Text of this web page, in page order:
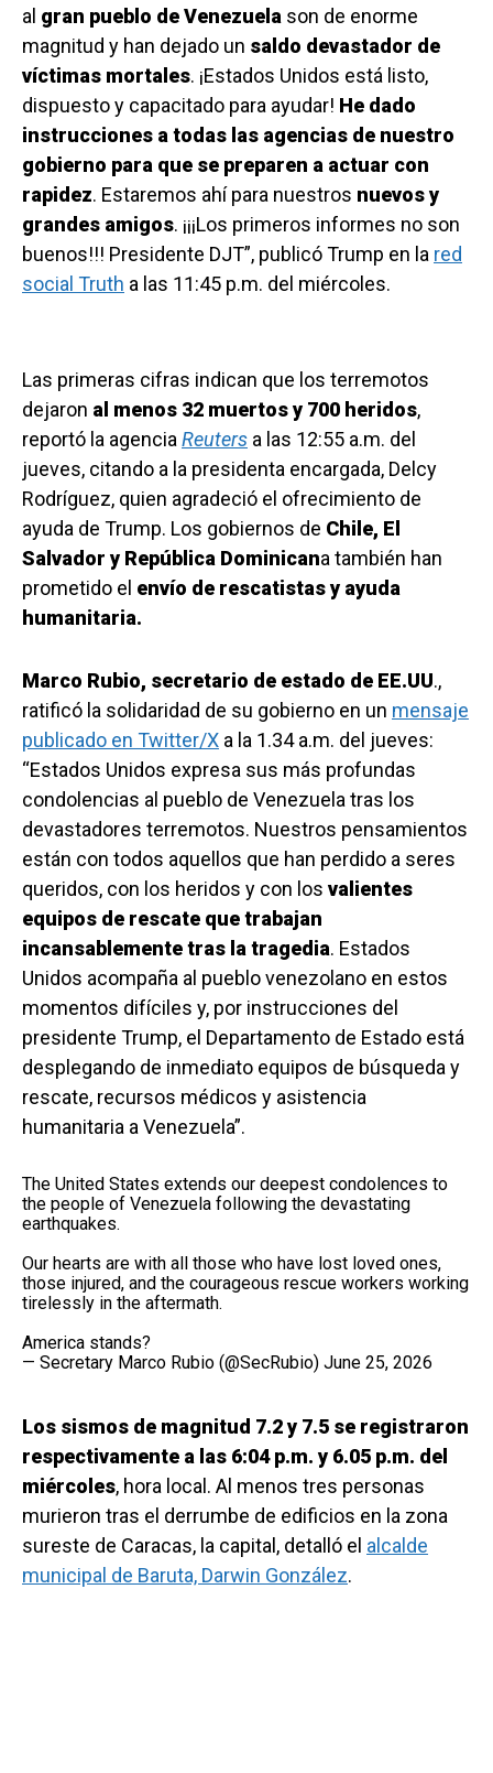
al gran pueblo de Venezuela son de enorme
magnitud y han dejado un saldo devastador de
víctimas mortales. ¡Estados Unidos está listo,
dispuesto y capacitado para ayudar! He dado
instrucciones a todas las agencias de nuestro
gobierno para que se preparen a actuar con
rapidez. Estaremos ahí para nuestros nuevos y
grandes amigos. ¡¡¡Los primeros informes no son
buenos!!! Presidente DJT”, publicó Trump en la red
social Truth a las 11:45 p.m. del miércoles.
Las primeras cifras indican que los terremotos
dejaron al menos 32 muertos y 700 heridos,
reportó la agenciaReuters a las 12:55 a.m. del
jueves, citando a la presidenta encargada, Delcy
Rodríguez, quien agradeció el ofrecimiento de
ayuda de Trump. Los gobiernos de Chile, El
Salvador y República Dominicana también han
prometido el envío de rescatistas y ayuda
humanitaria.
Marco Rubio, secretario de estado de EE.UU.,
ratificó la solidaridad de su gobierno en un mensaje
publicado en Twitter/X a la 1.34 a.m. del jueves:
“Estados Unidos expresa sus más profundas
condolencias al pueblo de Venezuela tras los
devastadores terremotos. Nuestros pensamientos
están con todos aquellos que han perdido a seres
queridos, con los heridos y con los valientes
equipos de rescate que trabajan
incansablemente tras la tragedia. Estados
Unidos acompaña al pueblo venezolano en estos
momentos difíciles y, por instrucciones del
presidente Trump, el Departamento de Estado está
desplegando de inmediato equipos de búsqueda y
rescate, recursos médicos y asistencia
humanitaria a Venezuela”.
The United States extends our deepest condolences to
the people of Venezuela following the devastating
earthquakes.
Our hearts are with all those who have lost loved ones,
those injured, and the courageous rescue workers working
tirelessly in the aftermath.
America stands?
— Secretary Marco Rubio (@SecRubio) June 25, 2026
Los sismos de magnitud 7.2 y 7.5 se registraron
respectivamente a las 6:04 p.m. y 6.05 p.m. del
miércoles, hora local. Al menos tres personas
murieron tras el derrumbe de edificios en la zona
sureste de Caracas, la capital, detalló el alcalde
municipal de Baruta, Darwin González.